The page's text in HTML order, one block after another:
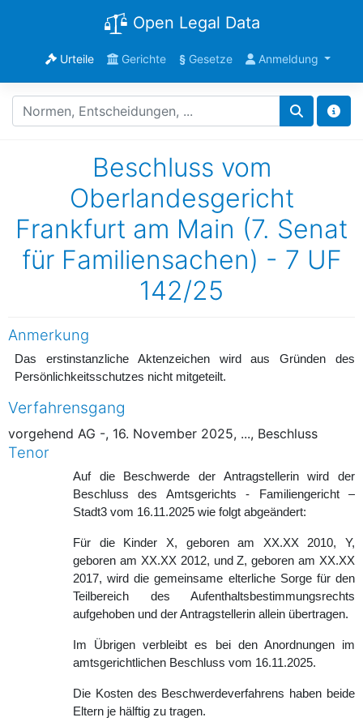
Open Legal Data
Urteile Gerichte §Gesetze Anmeldung
Beschluss vom
Oberlandesgericht
Frankfurt am Main (7. Senat
für Familiensachen) - 7 UF
142/25
Anmerkung
Das erstinstanzliche Aktenzeichen wird aus Gründen des
Persönlichkeitsschutzes nicht mitgeteilt.
Verfahrensgang
vorgehend AG -, 16. November 2025, ..., Beschluss
Tenor
Auf die Beschwerde der Antragstellerin wird der
Beschluss des Amtsgerichts - Familiengericht –
Stadt3 vom 16.11.2025 wie folgt abgeändert:
Für die Kinder X, geboren am XX.XX 2010, Y,
geboren am XX.XX 2012, und Z, geboren am XX.XX
2017, wird die gemeinsame elterliche Sorge für den
Teilbereich des Aufenthaltsbestimmungsrechts
aufgehoben und der Antragstellerin allein übertragen.
Im Übrigen verbleibt es bei den Anordnungen im
amtsgerichtlichen Beschluss vom 16.11.2025.
Die Kosten des Beschwerdeverfahrens haben beide
Eltern je hälftig zu tragen.